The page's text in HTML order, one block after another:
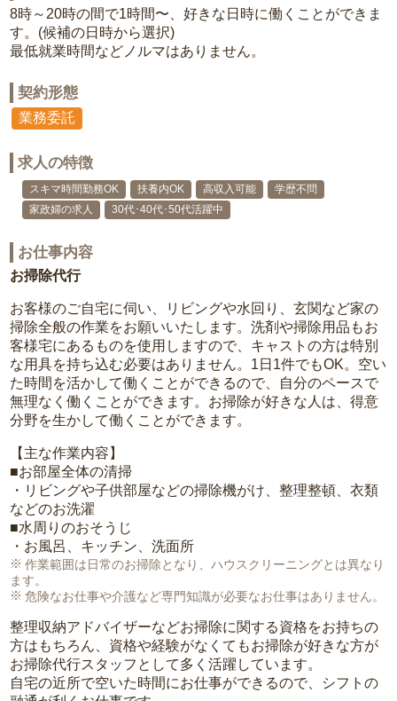
8時～20時の間で1時間〜、好きな日時に働くことができま
す。(候補の日時から選択)
最低就業時間などノルマはありません。
契約形態
業務委託
求人の特徴
スキマ時間勤務OK 扶養内OK 高収入可能
学歴不問
家政婦の求人
30代･40代･50代活躍中
お仕事内容
お掃除代行
お客様のご自宅に伺い、リビングや水回り、玄関など家の
掃除全般の作業をお願いいたします。洗剤や掃除用品もお
客様宅にあるものを使用しますので、キャストの方は特別
な用具を持ち込む必要はありません。1日1件でもOK。空い
た時間を活かして働くことができるので、自分のペースで
無理なく働くことができます。お掃除が好きな人は、得意
分野を生かして働くことができます。
【主な作業内容】
■お部屋全体の清掃
・リビングや子供部屋などの掃除機がけ、整理整頓、衣類
などのお洗濯
■水周りのおそうじ
・お風呂、キッチン、洗面所
作業範囲は日常のお掃除となり、ハウスクリーニングとは異なり
ます。
危険なお仕事や介護など専門知識が必要なお仕事はありません。
整理収納アドバイザーなどお掃除に関する資格をお持ちの
方はもちろん、資格や経験がなくてもお掃除が好きな方が
お掃除代行スタッフとして多く活躍しています。
自宅の近所で空いた時間にお仕事ができるので、シフトの